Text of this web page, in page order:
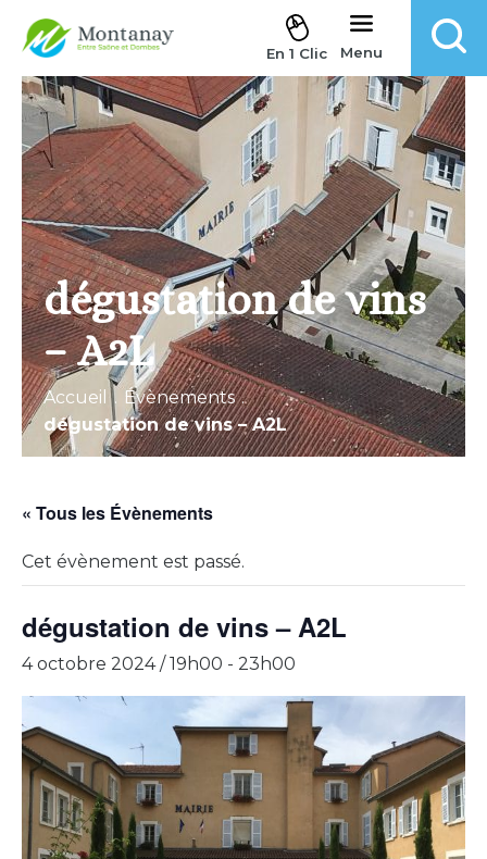
Aller au contenu
En 1 Clic Menu
dégustation de vins
– A2L
Accueil . Évènements .
dégustation de vins – A2L
« Tous les Évènements
Cet évènement est passé.
dégustation de vins – A2L
4 octobre 2024 / 19h00 - 23h00